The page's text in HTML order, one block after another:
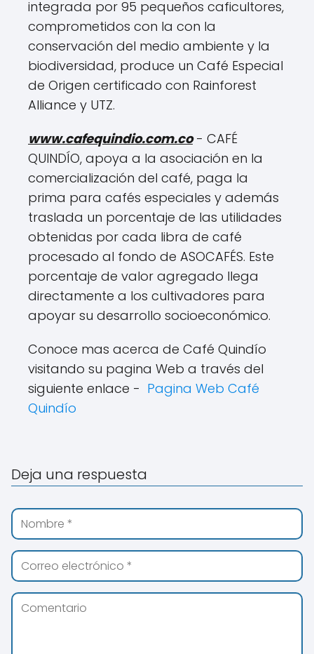
integrada por 95 pequeños caficultores,
comprometidos con la con la
conservación del medio ambiente y la
biodiversidad, produce un Café Especial
de Origen certificado con Rainforest
Alliance y UTZ.
www.cafequindio.com.co- CAFÉ
QUINDÍO, apoya a la asociación en la
comercialización del café, paga la
prima para cafés especiales y además
traslada un porcentaje de las utilidades
obtenidas por cada libra de café
procesado al fondo de ASOCAFÉS. Este
porcentaje de valor agregado llega
directamente a los cultivadores para
apoyar su desarrollo socioeconómico.
Conoce mas acerca de Café Quindío
visitando su pagina Web a través del
siguiente enlace - Pagina Web Café
Quindío
Deja una respuesta